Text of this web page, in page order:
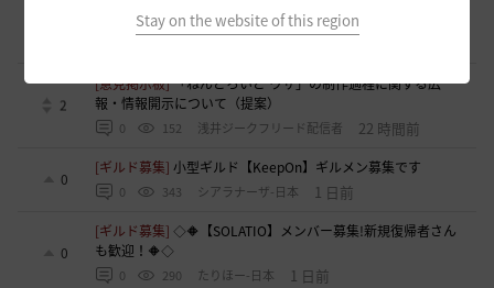
Stay on the website of this region
集！現在3名！
2
[意見掲示板]「ねんどろいど ウサ」の制作過程に関する広
報・情報開示について（提案）
0 152 浅井ジークフリード配信者 22 時間前
0
[ギルド募集]小型ギルド【KeepOn】ギルメン募集です
0 343 シアラナーザ-日本 1 日前
0
[ギルド募集]◇🔶【SOLATIO】メンバー募集!新規復帰者さん
も歓迎！🔶◇
0 290 たりほー-日本 1 日前